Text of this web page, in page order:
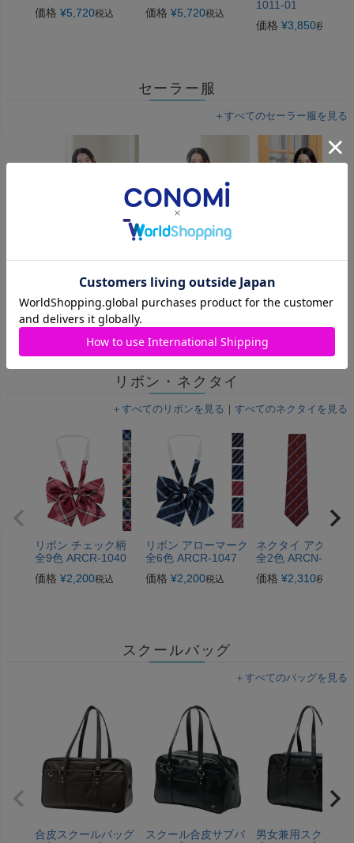
価格 ¥5,720税込 価格 ¥5,720税込
1011-01
価格 ¥3,850税込
セーラー服
＋すべてのセーラー服を見る
ARCSL-1016C-07
価格 ¥13,200税込
ARCSL-1015C-07
価格 ¥13,750税込
ー (ネイビー)
ARCSL-1025-01
リボン・ネクタイ
＋すべてのリボンを見る すべてのネクタイを見る
リボン チェック柄
全9色 ARCR-1040
価格 ¥2,200税込
リボン アローマーク
全6色 ARCR-1047
価格 ¥2,200税込
ネクタイ アクロス
全2色 ARCN-1032
価格 ¥2,310税込
スクールバッグ
＋すべてのバッグを見る
合皮スクールバッグ
スクール合皮サブバ
男女兼用スクール